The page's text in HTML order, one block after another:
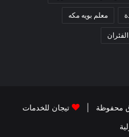
معلم بويه مكه
تيجان للخدمات